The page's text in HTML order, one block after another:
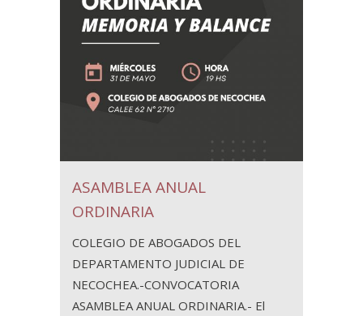
ASAMBLEA ANUAL
ORDINARIA
COLEGIO DE ABOGADOS DEL
DEPARTAMENTO JUDICIAL DE
NECOCHEA.-CONVOCATORIA
ASAMBLEA ANUAL ORDINARIA.- El